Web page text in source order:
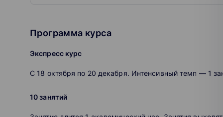
Наши преподаватели — эксперты ЕГЭ и
лучших вузов страны.
Наши выпускники поступают на бюджет
Вы можете учиться с любого устройства:
Разнообразные варианты обучения:
Программа курса
Экспресс курс
С 18 октября по 20 декабря. Интенсивный темп — 1
10 занятий